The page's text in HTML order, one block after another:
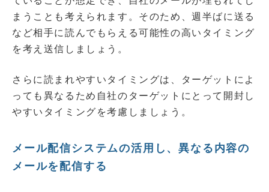
まうことも考えられます。そのため、週半ばに送る
など相手に読んでもらえる可能性の高いタイミング
を考え送信しましょう。
さらに読まれやすいタイミングは、ターゲットによ
っても異なるため自社のターゲットにとって開封し
やすいタイミングを考慮しましょう。
メール配信システムの活用し、異なる内容の
メールを配信する